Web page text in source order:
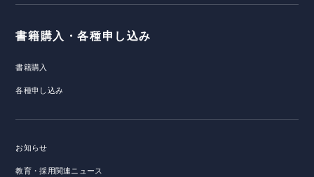
書籍購入・各種申し込み
書籍購入
各種申し込み
お知らせ
教育・採用関連ニュース